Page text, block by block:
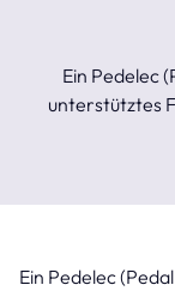
Ein Pedelec
unterstütztes
Ein Pedelec